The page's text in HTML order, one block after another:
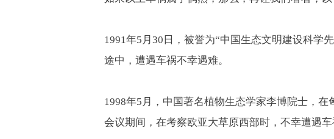
1991年5 月 30 日，被誉为“中国生态文明建设科学
途中，遭遇车祸不幸遇难。
1998年5 月，中国著名植物生态学家李博院士，
会议期间，在考察欧亚大草原西部时，不幸遭遇